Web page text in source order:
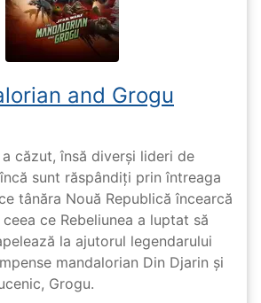
and Grogu
căzut, însă diverși lideri de
sunt răspândiți prin întreaga
tânăra Nouă Republică încearcă
ce Rebeliunea a luptat să
la ajutorul legendarului
mandalorian Din Djarin și
Grogu.